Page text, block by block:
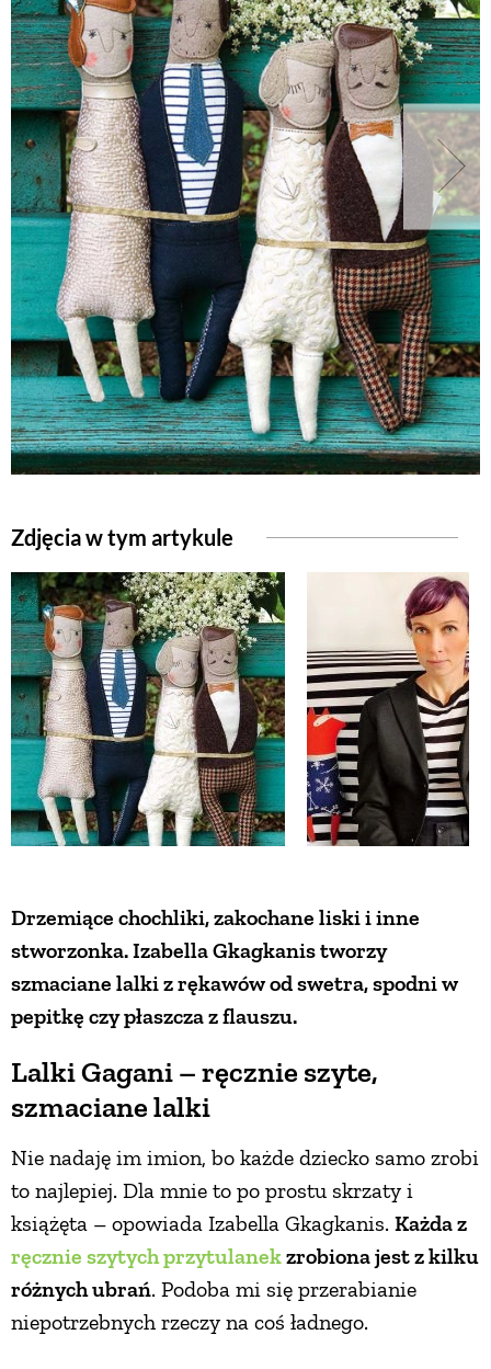
Zdjęcia w tym artykule
Drzemiące chochliki, zakochane liski i inne
stworzonka. Izabella Gkagkanis tworzy
szmaciane lalki z rękawów od swetra, spodni w
pepitkę czy płaszcza z flauszu.
Lalki Gagani – ręcznie szyte,
szmaciane lalki
Nie nadaję im imion, bo każde dziecko samo zrobi
to najlepiej. Dla mnie to po prostu skrzaty i
książęta – opowiada Izabella Gkagkanis. Każda z
ręcznie szytych przytulanekzrobiona jest z kilku
różnych ubrań. Podoba mi się przerabianie
niepotrzebnych rzeczy na coś ładnego.